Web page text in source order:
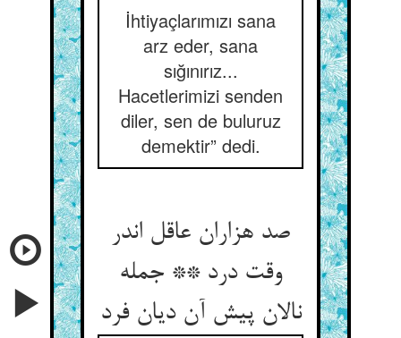
İhtiyaçlarımızı sana
arz eder, sana
sığınırız...
Hacetlerimizi senden
diler, sen de buluruz
demektir” dedi.
صد هزاران عاقل اندر
وقت درد ** جمله
نالان پیش آن دیان فرد